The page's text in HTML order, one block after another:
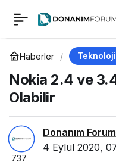
Haberler
Nokia 2.4 ve
Olabilir
Donanım Forum
4 Eylül 2020,
737
Nokia 2.4 ve 3.4
Lansmanı Yakın
Olabilir